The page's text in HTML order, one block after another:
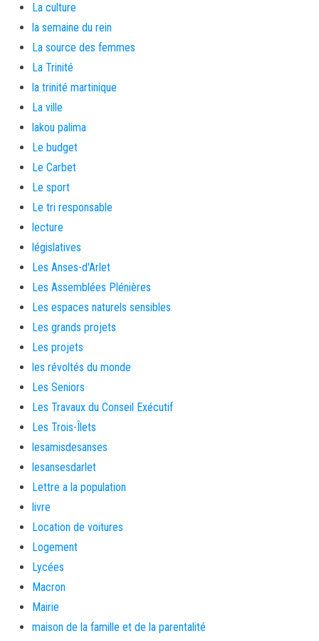
La culture
la semaine du rein
La source des femmes
La Trinité
la trinité martinique
La ville
lakou palima
Le budget
Le Carbet
Le sport
Le tri responsable
lecture
législatives
Les Anses-d'Arlet
Les Assemblées Plénières
Les espaces naturels sensibles
Les grands projets
Les projets
les révoltés du monde
Les Seniors
Les Travaux du Conseil Exécutif
Les Trois-Îlets
lesamisdesanses
lesansesdarlet
Lettre a la population
livre
Location de voitures
Logement
Lycées
Macron
Mairie
maison de la famille et de la parentalité